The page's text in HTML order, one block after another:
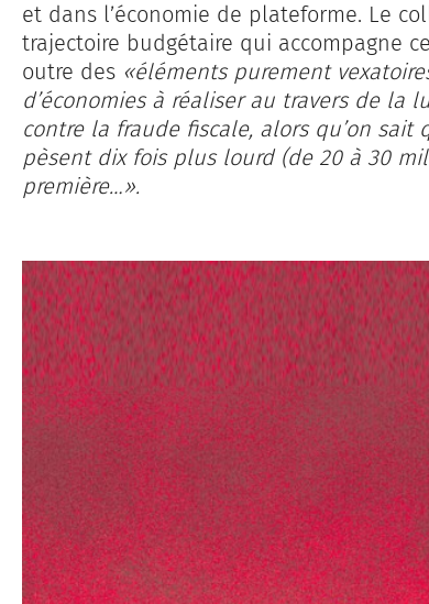
et dans l’économie de plateforme. Le
trajectoire budgétaire qui accompagne
outre des «éléments purement
d’économies à réaliser au travers de
contre la fraude fiscale, alors qu’on
pèsent dix fois plus lourd (de 20 à 30
première…».